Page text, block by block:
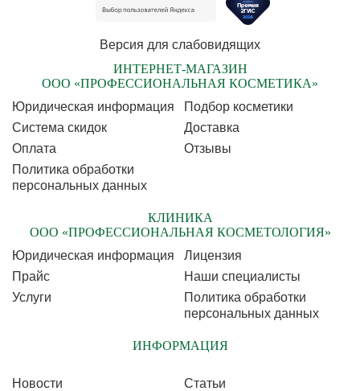
Версия для слабовидящих
ИНТЕРНЕТ-МАГАЗИН
ООО «ПРОФЕССИОНАЛЬНАЯ КОСМЕТИКА»
Юридическая информация
Подбор косметики
Cистема скидок
Доставка
Оплата
Отзывы
Политика обработки
персональных данных
КЛИНИКА
ООО «ПРОФЕССИОНАЛЬНАЯ КОСМЕТОЛОГИЯ»
Юридическая информация
Лицензия
Прайс
Наши специалисты
Услуги
Политика обработки
персональных данных
ИНФОРМАЦИЯ
Новости Статьи